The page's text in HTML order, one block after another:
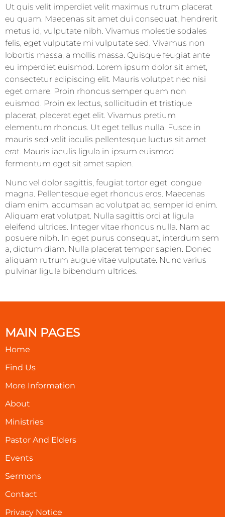
Ut quis velit imperdiet velit maximus rutrum placerat
eu quam. Maecenas sit amet dui consequat, hendrerit
metus id, vulputate nibh. Vivamus molestie sodales
felis, eget vulputate mi vulputate sed. Vivamus non
lobortis massa, a mollis massa. Quisque feugiat ante
eu imperdiet euismod. Lorem ipsum dolor sit amet,
consectetur adipiscing elit. Mauris volutpat nec nisi
eget ornare. Proin rhoncus semper quam non
euismod. Proin ex lectus, sollicitudin et tristique
placerat, placerat eget elit. Vivamus pretium
elementum rhoncus. Ut eget tellus nulla. Fusce in
mauris sed velit iaculis pellentesque luctus sit amet
erat. Mauris iaculis ligula in ipsum euismod
fermentum eget sit amet sapien.
Nunc vel dolor sagittis, feugiat tortor eget, congue
magna. Pellentesque eget rhoncus eros. Maecenas
diam enim, accumsan ac volutpat ac, semper id enim.
Aliquam erat volutpat. Nulla sagittis orci at ligula
eleifend ultrices. Integer vitae rhoncus nulla. Nam ac
posuere nibh. In eget purus consequat, interdum sem
a, dictum diam. Nulla placerat tempor sapien. Donec
aliquam rutrum augue vitae vulputate. Nunc varius
pulvinar ligula bibendum ultrices.
MAIN PAGES
Home
Find Us
More Information
About
Ministries
Pastor And Elders
Events
Sermons
Contact
Privacy Notice